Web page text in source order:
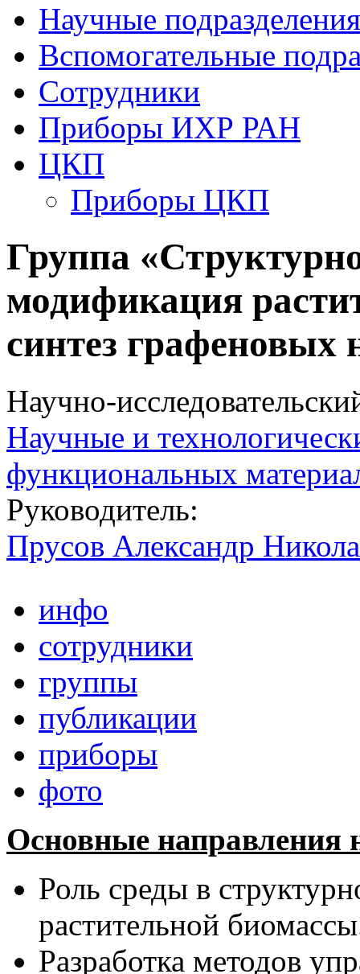
Научные подразделения
Вспомогательные
Сотрудники
Приборы ИХР РАН
ЦКП
Приборы ЦКП
Группа
модификация
синтез графеновых
Научно-
Научные и
функциональных
Руководитель:
Прусов Александр
инфо
сотрудники
группы
публикации
приборы
фото
Основные направления
Роль среды в
растительной
Разработка методов